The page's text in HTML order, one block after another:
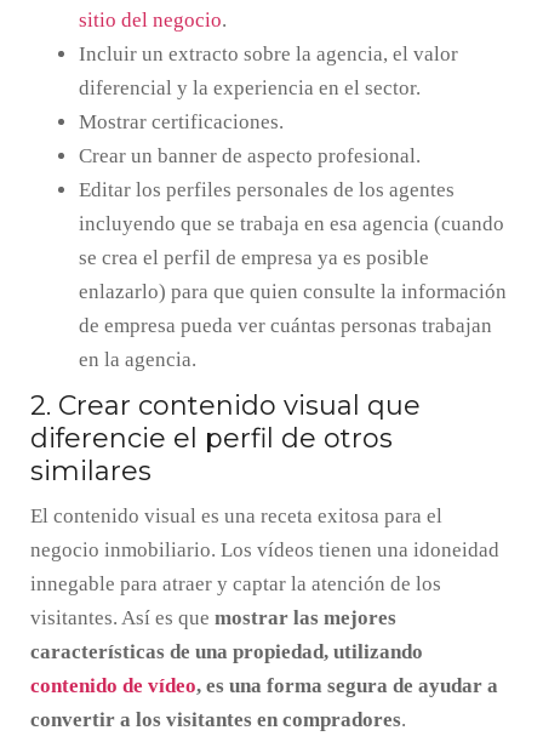
sitio del negocio.
Incluir un extracto sobre la agencia, el valor
diferencial y la experiencia en el sector.
Mostrar certificaciones.
Crear un banner de aspecto profesional.
Editar los perfiles personales de los agentes
incluyendo que se trabaja en esa agencia (cuando
se crea el perfil de empresa ya es posible
enlazarlo) para que quien consulte la información
de empresa pueda ver cuántas personas trabajan
en la agencia.
2. Crear contenido visual que
diferencie el perfil de otros
similares
El contenido visual es una receta exitosa para el
negocio inmobiliario. Los vídeos tienen una idoneidad
innegable para atraer y captar la atención de los
visitantes. Así es que mostrar las mejores
características de una propiedad, utilizando
contenido de vídeo, es una forma segura de ayudar a
convertir a los visitantes en compradores.